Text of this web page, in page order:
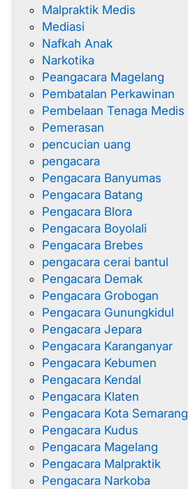
Malpraktik Medis
Mediasi
Nafkah Anak
Narkotika
Peangacara Magelang
Pembatalan Perkawinan
Pembelaan Tenaga Medis
Pemerasan
pencucian uang
pengacara
Pengacara Banyumas
Pengacara Batang
Pengacara Blora
Pengacara Boyolali
Pengacara Brebes
pengacara cerai bantul
Pengacara Demak
Pengacara Grobogan
Pengacara Gunungkidul
Pengacara Jepara
Pengacara Karanganyar
Pengacara Kebumen
Pengacara Kendal
Pengacara Klaten
Pengacara Kota Semarang
Pengacara Kudus
Pengacara Magelang
Pengacara Malpraktik
Pengacara Narkoba